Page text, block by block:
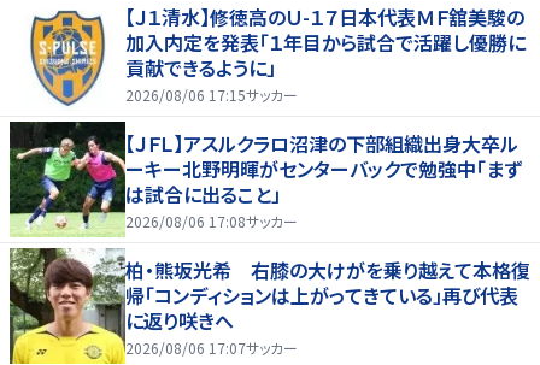
【Ｊ１清水】修徳高のＵ-１７日本代表ＭＦ舘美駿の
加入内定を発表「１年目から試合で活躍し優勝に
貢献できるように」
2026/08/06 17:15サッカー
【ＪＦＬ】アスルクラロ沼津の下部組織出身大卒ル
ーキー北野明暉がセンターバックで勉強中「まず
は試合に出ること」
2026/08/06 17:08サッカー
柏・熊坂光希 右膝の大けがを乗り越えて本格復
帰「コンディションは上がってきている」再び代表
に返り咲きへ
2026/08/06 17:07サッカー